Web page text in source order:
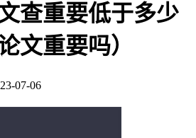
查重要低于多少
文重要吗）
07-06